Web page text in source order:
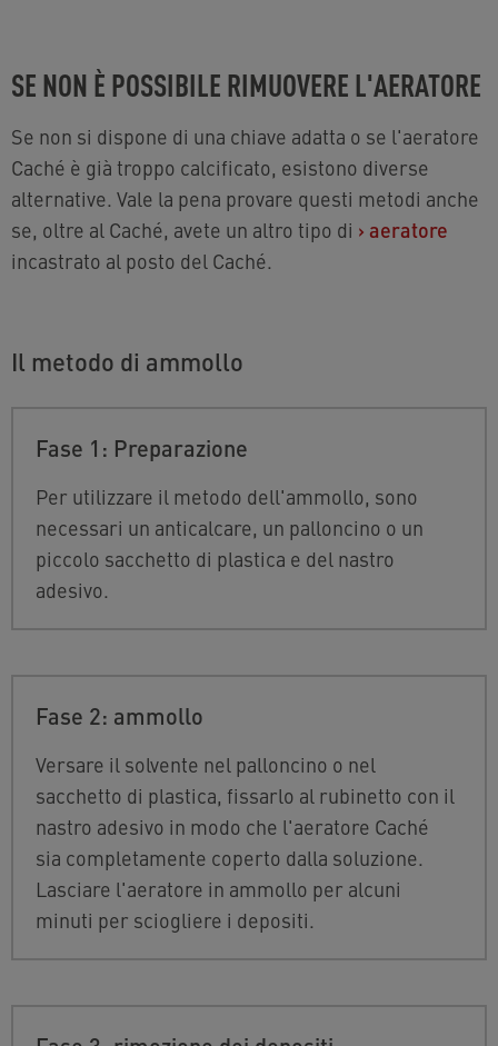
SE NON È POSSIBILE RIMUOVERE L'AERATORE
Se non si dispone di una chiave adatta o se l'aeratore
Caché è già troppo calcificato, esistono diverse
alternative. Vale la pena provare questi metodi anche
se, oltre al Caché, avete un altro tipo di › aeratore
incastrato al posto del Caché.
Il metodo di ammollo
Fase 1: Preparazione
Per utilizzare il metodo dell'ammollo, sono
necessari un anticalcare, un palloncino o un
piccolo sacchetto di plastica e del nastro
adesivo.
Fase 2: ammollo
Versare il solvente nel palloncino o nel
sacchetto di plastica, fissarlo al rubinetto con il
nastro adesivo in modo che l'aeratore Caché
sia completamente coperto dalla soluzione.
Lasciare l'aeratore in ammollo per alcuni
minuti per sciogliere i depositi.